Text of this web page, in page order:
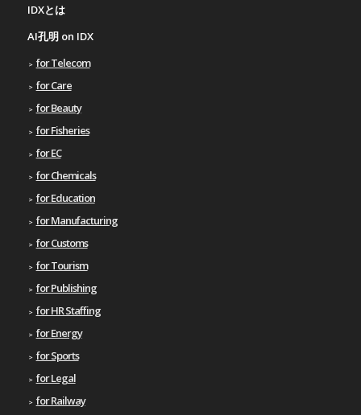
IDXとは
AI孔明 on IDX
for Telecom
for Care
for Beauty
for Fisheries
for EC
for Chemicals
for Education
for Manufacturing
for Customs
for Tourism
for Publishing
for HR Staffing
for Energy
for Sports
for Legal
for Railway